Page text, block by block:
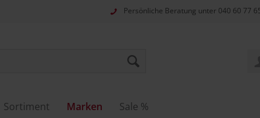
Persönliche Beratung unter 040 60 77
Sortiment Marken Sale %